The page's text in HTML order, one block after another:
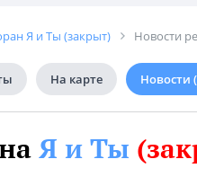
Я и Ты (закрыт) Новости
На карте Новости
Я и Ты